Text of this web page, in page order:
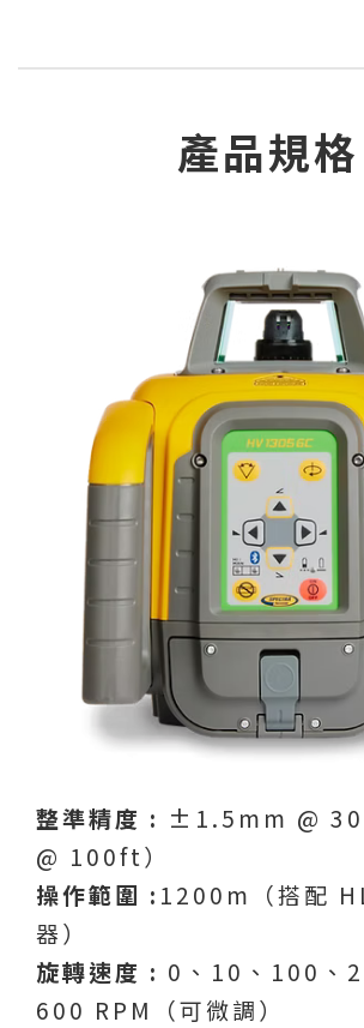
產品規格
整準精度 : ±1.5mm @
@ 100ft）
操作範圍 : 1200m（搭配
器）
旋轉速度 : 0、10、100、
600 RPM（可微調）